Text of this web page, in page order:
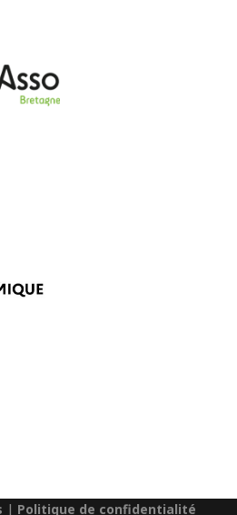
Associatif de Bretagne
| Politique de confidentialité